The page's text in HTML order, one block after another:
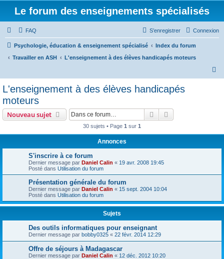
Le forum des enseignements spécialisés
FAQ Connexion
S’enregistrer
Psychologie, éducation & enseignement spécialisé
Index du forum
Travailler en ASH
L'enseignement à des élèves handicapés moteurs
r
L'enseignement à des élèves handicapés
moteurs
Nouveau sujet Rechercher
30 sujets • Page 1 sur 1
Annonces
S'inscrire à ce forum
Dernier message par Daniel Calin « 19 avr. 2008 19:45
Posté dans Utilisation du forum
Présentation générale du forum
Dernier message par Daniel Calin « 15 sept. 2004 10:04
Posté dans Utilisation du forum
Sujets
Des outils informatiques pour enseignant
Dernier message par bobby0325 « 22 févr. 2014 12:29
Offre de séjours à Madagascar
Dernier message par Daniel Calin « 12 déc. 2012 10:20